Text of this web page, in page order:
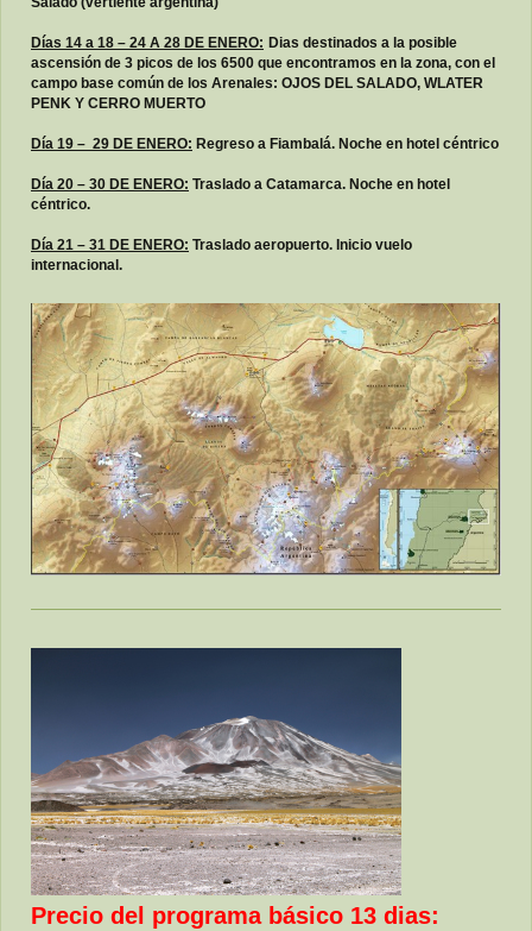
Días 14 a 18 – 24 A 28 DE ENERO: Dias destinados a la posible
ascensión de 3 picos de los 6500 que encontramos en la zona, con el
campo base común de los Arenales: OJOS DEL SALADO, WLATER
PENK Y CERRO MUERTO
Día 19 – 29 DE ENERO: Regreso a Fiambalá. Noche en hotel céntrico
Día 20 – 30 DE ENERO: Traslado a Catamarca. Noche en hotel
céntrico.
Día 21 – 31 DE ENERO: Traslado aeropuerto. Inicio vuelo
internacional.
Precio del programa básico 13 dias: